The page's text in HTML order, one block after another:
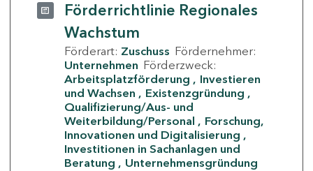
Förderrichtlinie Regionales
Wachstum
Förderart: Zuschuss Fördernehmer:
Unternehmen Förderzweck:
Arbeitsplatzförderung
Investieren
und Wachsen
Existenzgründung
Qualifizierung/Aus- und
Weiterbildung/Personal
Forschung,
Innovationen und Digitalisierung
Investitionen in Sachanlagen und
Beratung
Unternehmensgründung